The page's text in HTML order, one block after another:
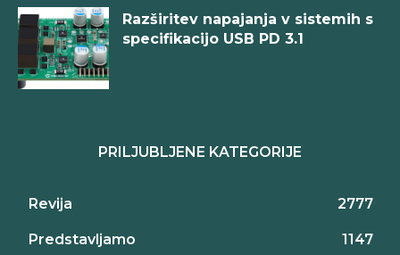
Razširitev napajanja v sistemih s
specifikacijo USB PD 3.1
PRILJUBLJENE KATEGORIJE
Revija 2777
Predstavljamo 1147